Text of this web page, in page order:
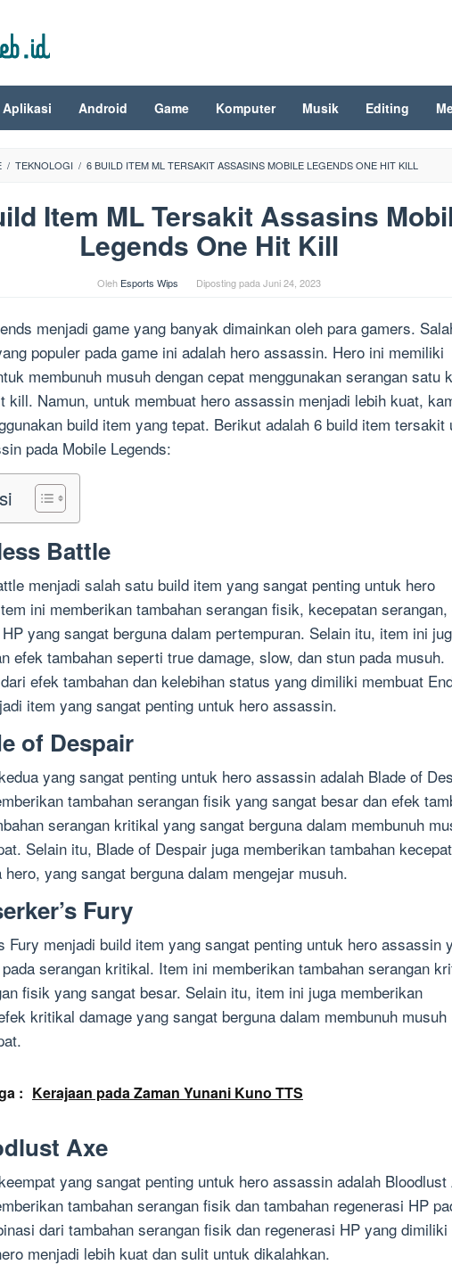
Aplikasi Android Game Komputer Musik Editing
/ TEKNOLOGI / 6 BUILD ITEM ML TERSAKIT ASSASINS MOBILE LEGENDS ONE HIT KILL
Item ML Tersakit Assasins
Legends One Hit Kill
Oleh Esports Wips Diposting pada Juni 24, 2023
menjadi game yang banyak dimainkan oleh para gamers.
populer pada game ini adalah hero assassin. Hero ini memiliki
membunuh musuh dengan cepat menggunakan serangan satu
kill. Namun, untuk membuat hero assassin menjadi lebih kuat,
build item yang tepat. Berikut adalah 6 build item tersakit
pada Mobile Legends:
Battle
menjadi salah satu build item yang sangat penting untuk hero
ini memberikan tambahan serangan fisik, kecepatan serangan,
yang sangat berguna dalam pertempuran. Selain itu, item ini
efek tambahan seperti true damage, slow, dan stun pada musuh.
efek tambahan dan kelebihan status yang dimiliki membuat
item yang sangat penting untuk hero assassin.
of Despair
yang sangat penting untuk hero assassin adalah Blade of
tambahan serangan fisik yang sangat besar dan efek
serangan kritikal yang sangat berguna dalam membunuh
Selain itu, Blade of Despair juga memberikan tambahan
hero, yang sangat berguna dalam mengejar musuh.
Fury
Fury menjadi build item yang sangat penting untuk hero assassin
serangan kritikal. Item ini memberikan tambahan serangan
fisik yang sangat besar. Selain itu, item ini juga memberikan
kritikal damage yang sangat berguna dalam membunuh musuh
: Kerajaan pada Zaman Yunani Kuno TTS
Axe
yang sangat penting untuk hero assassin adalah Bloodlust
tambahan serangan fisik dan tambahan regenerasi HP
dari tambahan serangan fisik dan regenerasi HP yang dimiliki
menjadi lebih kuat dan sulit untuk dikalahkan.